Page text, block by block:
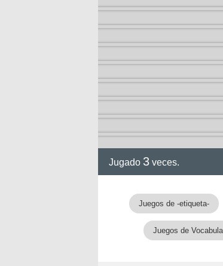
Jugado 3 veces.
Juegos de -etiqueta-
Juegos de